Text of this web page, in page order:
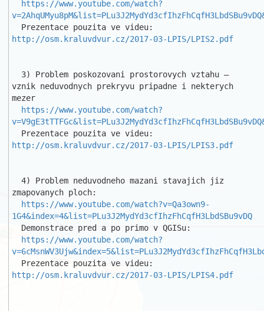
https://www.youtube.com/watch?
http://osm.kraluvdvur.cz/2017-03-LPIS/LPIS2.pdf
vznik neduvodnych prekryvu pripadne i nekterych
mezer
https://www.youtube.com/watch?
http://osm.kraluvdvur.cz/2017-03-LPIS/LPIS3.pdf
zmapovanych ploch:
https://www.youtube.com/watch?v=Qa3own9-
1G4&index=4&list=PLu3J2MydYd3cfIhzFhCqfH3LbdSBu9vDQ
https://www.youtube.com/watch?
http://osm.kraluvdvur.cz/2017-03-LPIS/LPIS4.pdf